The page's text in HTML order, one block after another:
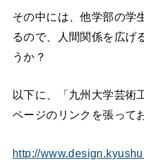
その中には、他学部の学
るので、人間関係を広げ
うか？
以下に、「九州大学芸術
ページのリンクを張って
http://